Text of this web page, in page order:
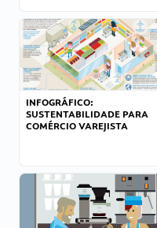
INFOGRÁFICO:
SUSTENTABILIDADE PARA
COMÉRCIO VAREJISTA